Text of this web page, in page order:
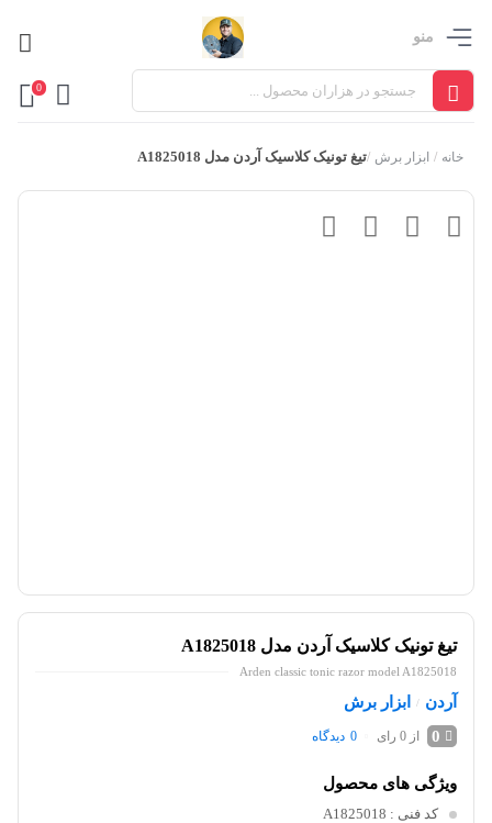
منو
0
خانه / ابزار برش /تیغ تونیک کلاسیک آردن مدل A1825018
تیغ تونیک کلاسیک آردن مدل A1825018
Arden classic tonic razor model A1825018
آردن /
ابزار برش
0
از 0 رای 0 دیدگاه
ویژگی های محصول
کد فنی : A1825018